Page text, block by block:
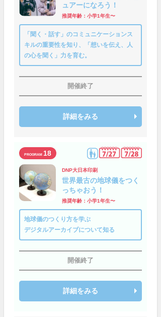
ュアーになろう！
推奨年齢：小学1年生〜
「聞く・話す」のコミュニケーションス
キルの重要性を知り、「想いを伝え、人
の心を聞く」力を育む。
開催終了
詳細をみる
18
DNP大日本印刷
世界最古の地球儀をつく
っちゃおう！
推奨年齢：小学1年生〜
地球儀のつくり方を学ぶ
デジタルアーカイブについて知る
開催終了
詳細をみる